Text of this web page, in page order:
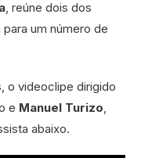
, reúne dois dos
um número de
o videoclipe dirigido
e Manuel Turizo,
abaixo.